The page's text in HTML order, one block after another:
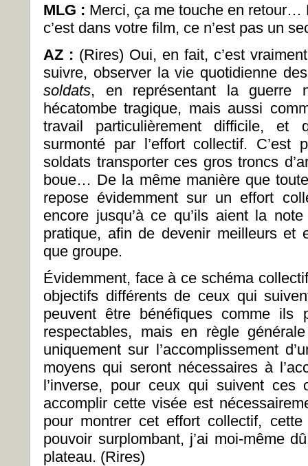
MLG : Merci, ça me touche en retour…
c’est dans votre film, ce n’est pas un
AZ : (Rires) Oui, en fait, c’est
suivre, observer la vie quotidienne
soldats, en représentant la guerre
hécatombe tragique, mais aussi
travail particulièrement difficile, et
surmonté par l’effort collectif. C’est
soldats transporter ces gros troncs
boue… De la même manière que
repose évidemment sur un effort
encore jusqu’à ce qu’ils aient la
pratique, afin de devenir meilleurs et
que groupe.
Évidemment, face à ce schéma
objectifs différents de ceux qui
peuvent être bénéfiques comme ils
respectables, mais en règle
uniquement sur l’accomplissement
moyens qui seront nécessaires à
l’inverse, pour ceux qui suivent
accomplir cette visée est
pour montrer cet effort collectif,
pouvoir surplombant, j’ai moi-même
plateau. (Rires)